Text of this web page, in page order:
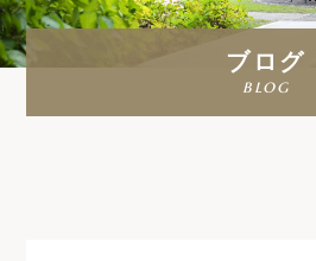
よくある質
ブログ
blog